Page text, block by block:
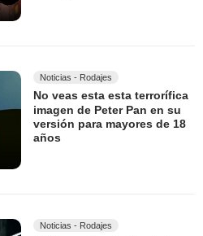
Noticias - Rodajes
No veas esta esta terrorífica
imagen de Peter Pan en su
versión para mayores de 18
años
Noticias - Rodajes